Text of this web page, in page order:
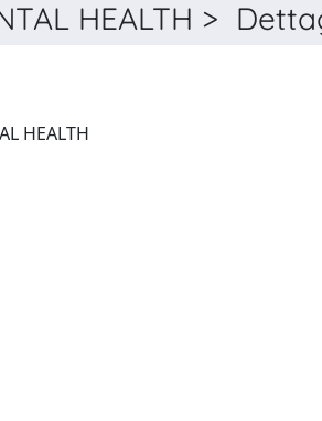
HEALTH >